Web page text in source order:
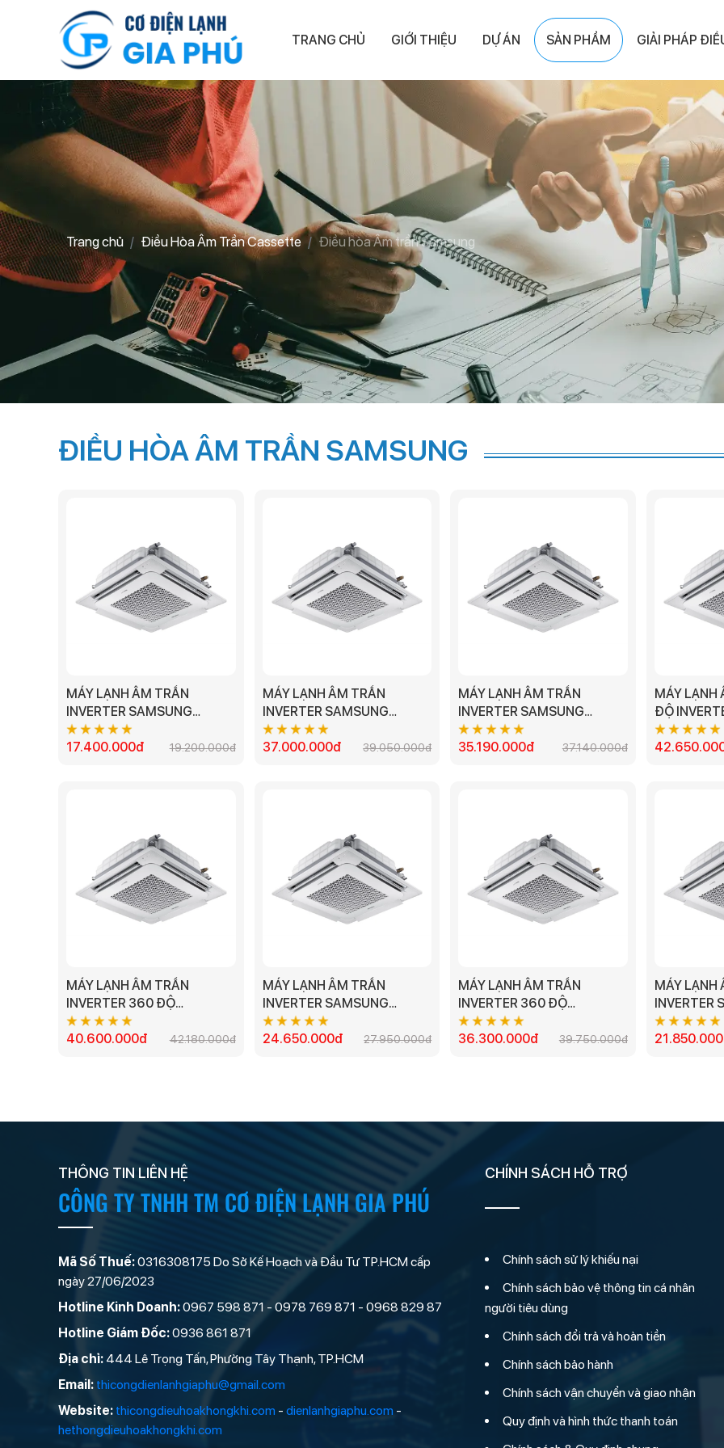
TRANG CHỦ GIỚI THIỆU DỰ ÁN SẢN PHẨM GIẢI PHÁP
Trang chủ Điều Hòa Âm Trần Cassette Điều hòa Âm trần Samsung
ĐIỀU HÒA ÂM TRẦN SAMSUNG
MÁY LẠNH ÂM TRẦN
INVERTER SAMSUNG
AC035TN1DKC/EA - 1.5HP
17.400.000đ
19.200.000đ
MÁY LẠNH ÂM TRẦN
INVERTER SAMSUNG
AC140TN4DKC/EA - 5.0HP
37.000.000đ
39.050.000đ
MÁY LẠNH ÂM TRẦN
INVERTER SAMSUNG
AC120TN4DKC/EA - 4.5HP
35.190.000đ
37.140.000đ
MÁY LẠNH
ĐỘ
MÁY LẠNH ÂM TRẦN
INVERTER 360 ĐỘ
SAMSUNG
AC120TN4PKC/EA - 4.5HP
40.600.000đ 42.180.000đ
MÁY LẠNH ÂM TRẦN
INVERTER SAMSUNG
AC071TN4DKC/EA - 3.0HP
24.650.000đ
27.950.000đ
MÁY LẠNH ÂM TRẦN
INVERTER 360 ĐỘ
SAMSUNG
AC100TN4PKC/EA - 4.0HP
36.300.000đ 39.750.000đ
MÁY LẠNH
INVERTER
THÔNG TIN LIÊN HỆ
CÔNG TY TNHH TM CƠ ĐIỆN LẠNH GIA PHÚ
Mã Số Thuế:0316308175 Do Sở Kế Hoạch và Đầu Tư TP.HCM cấp
ngày 27/06/2023
Hotline Kinh Doanh:0967 598 871 - 0978 769 871 - 0968 829 87
Hotline Giám Đốc:0936 861 871
Địa chỉ: 444 Lê Trọng Tấn, Phường Tây Thạnh, TP.HCM
Email: thicongdienlanhgiaphu@gmail.com
Website: thicongdieuhoakhongkhi.com - dienlanhgiaphu.com -
hethongdieuhoakhongkhi.com
CHÍNH SÁCH HỖ TRỢ
Chính sách sử lý khiếu nại
Chính sách bảo vệ thông tin cá nhân
người tiêu dùng
Chính sách đổi trả và hoàn tiền
Chính sách bảo hành
Chính sách vận chuyển và giao nhận
Quy định và hình thức thanh toán